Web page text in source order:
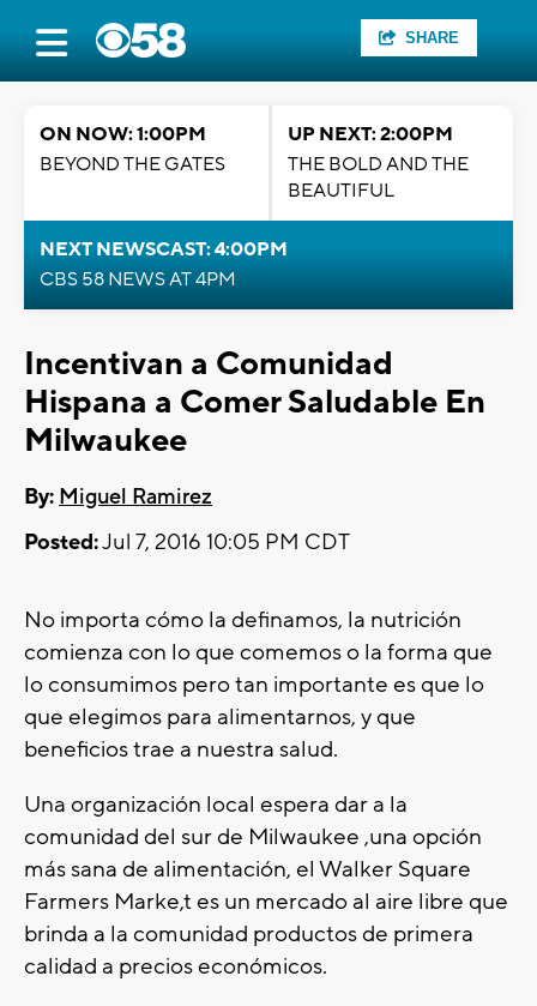
SHARE
ON NOW: 1:00PM
BEYOND THE GATES
UP NEXT: 2:00PM
THE BOLD AND THE
BEAUTIFUL
NEXT NEWSCAST: 4:00PM
CBS 58 NEWS AT 4PM
Incentivan a Comunidad
Hispana a Comer Saludable En
Milwaukee
By: Miguel Ramirez
Posted:Jul 7, 2016 10:05 PM CDT
No importa cómo la definamos, la nutrición
comienza con lo que comemos o la forma que
lo consumimos pero tan importante es que lo
que elegimos para alimentarnos, y que
beneficios trae a nuestra salud.
Una organización local espera dar a la
comunidad del sur de Milwaukee ,una opción
más sana de alimentación, el Walker Square
Farmers Marke,t es un mercado al aire libre que
brinda a la comunidad productos de primera
calidad a precios económicos.